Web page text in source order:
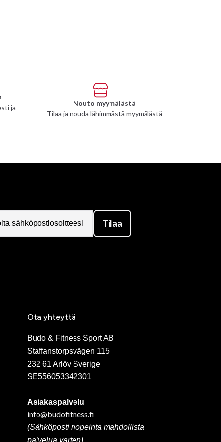
ja
Nouto myymälästä
Tilaa ja nouda lähimmästä myymälästä
Tilaa
Ota yhteyttä
Budo & Fitness Sport AB
Staffanstorpsvägen 115
232 61 Arlöv Sverige
SE556053342301
Asiakaspalvelu
info@budofitness.fi
(Sähköposti nopeinta mahdollista
palvelua varten)